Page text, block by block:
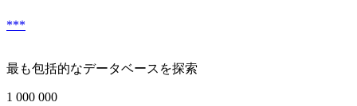
***
最も包括的なデータベースを探索
1 000 000